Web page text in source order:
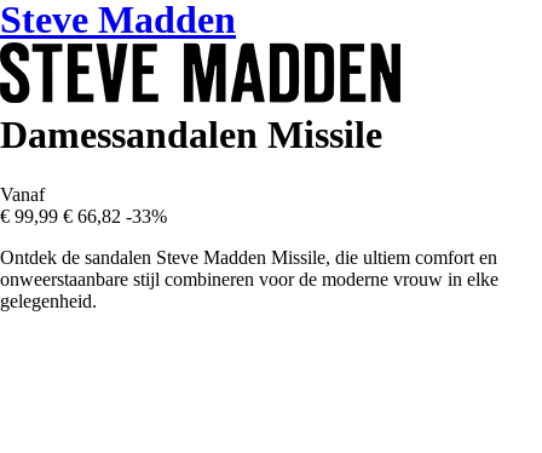
Steve Madden
Damessandalen Missile
Vanaf
€ 99,99 € 66,82 -33%
Ontdek de sandalen Steve Madden Missile, die ultiem comfort en
onweerstaanbare stijl combineren voor de moderne vrouw in elke
gelegenheid.